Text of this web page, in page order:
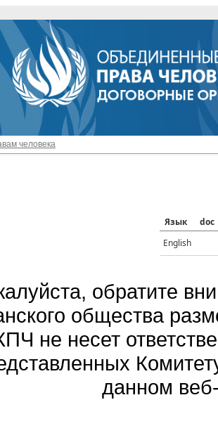
человека
Язык
doc
English
обратите
общества
не несет
данном